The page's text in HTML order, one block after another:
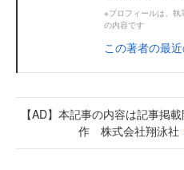
※プロフィールは、執
の内容です
この著者の最
【AD】本記事の内容は記事掲
作 株式会社翔泳社